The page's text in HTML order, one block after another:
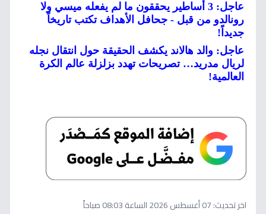
عاجل: 3 أساطير يحققون ما لم يفعله ميسي ولا
رونالدو من قبل - جحافل الأهداف تكتب تاريخاً
جديداً!
عاجل: والد هالاند يكشف الحقيقة حول انتقال نجله
لريال مدريد… تصريحات تهدد بزلزلة عالم الكرة
العالمية!
اخر تحديث:07 أغسطس 2026 الساعة 08:03 صباحاً